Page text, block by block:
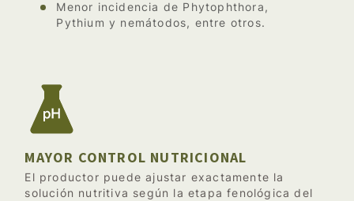
Menor incidencia de Phytophthora,
Pythium y nemátodos, entre otros.
MAYOR CONTROL NUTRICIONAL
El productor puede ajustar exactamente la
solución nutritiva según la etapa fenológica del